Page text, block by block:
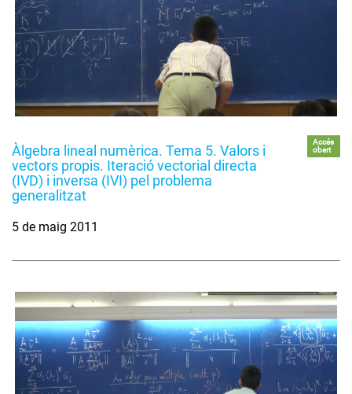
Àlgebra lineal numèrica. Tema 5. Valors i
vectors propis. Iteració vectorial directa
(IVD) i inversa (IVI) pel problema
generalitzat
Accés
obert
5 de maig 2011